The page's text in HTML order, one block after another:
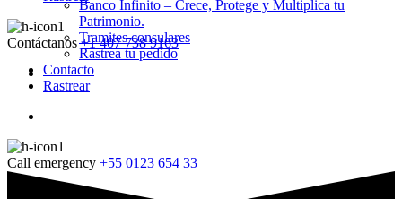
Contáctanos +1 407 738 9163
Banco Infinito – Crece, Protege y Multiplica tu
Patrimonio.
Tramites consulares
Rastrea tu pedido
Contacto
Rastrear
Call emergency +55 0123 654 33